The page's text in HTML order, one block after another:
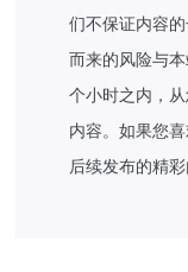
们不保证内容
而来的风险与
个小时之内，
内容。如果您
后续发布的精彩